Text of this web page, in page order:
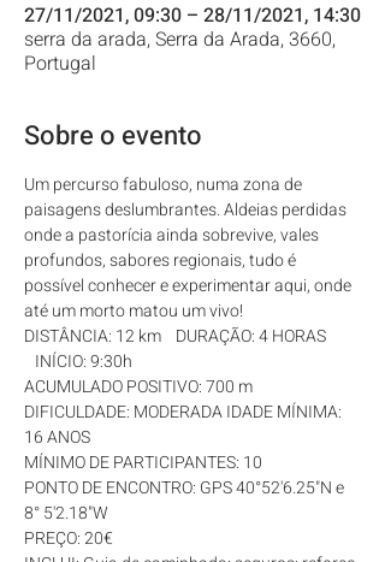
27/11/2021, 09:30 – 28/11/2021, 14:30
serra da arada, Serra da Arada, 3660,
Portugal
Sobre o evento
Um percurso fabuloso, numa zona de
paisagens deslumbrantes. Aldeias perdidas
onde a pastorícia ainda sobrevive, vales
profundos, sabores regionais, tudo é
possível conhecer e experimentar aqui, onde
até um morto matou um vivo!
DISTÂNCIA: 12 km    DURAÇÃO: 4 HORAS
INÍCIO: 9:30h
ACUMULADO POSITIVO: 700 m
DIFICULDADE: MODERADA IDADE MÍNIMA:
16 ANOS
MÍNIMO DE PARTICIPANTES: 10
PONTO DE ENCONTRO: GPS 40°52'6.25"N e
8° 5'2.18"W
PREÇO: 20€